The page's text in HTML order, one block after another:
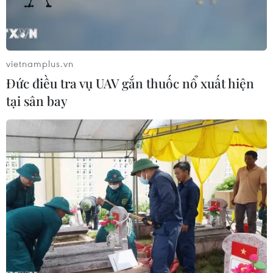
xúc.
Á hậu Mâu Thủy tiếp tục tham gia “VINAWOMAN-Bản lĩnh Việt
Nam” tập 5. (Ảnh: BTC)
Với chủ đề “Chiến thắng COVID,” tập 5
“VINAWOMAN-Bản lĩnh Việt Nam” sẽ là những
vị khách đặc biệt (thạc sỹ, bác sỹ Võ Ngọc Anh
Thơ, MC Quỳnh Hoa, Á hậu Hoàng My, Á hậu
vietnamplus.vn
Đức điều tra vụ UAV gắn thuốc nổ xuất hiện
tại sân bay